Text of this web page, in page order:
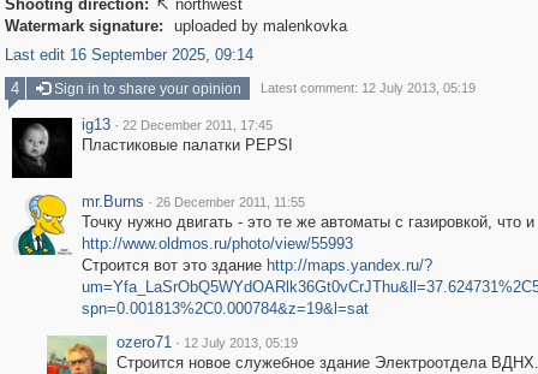
Shooting direction:  northwest
Watermark signature:
uploaded by malenkovka
Last edit 16 September 2025, 09:14
4
Sign in to share your opinion Latest comment: 12 July 2013, 05:19
ig13 · 22 December 2011, 17:45
Пластиковые палатки PEPSI
mr.Burns · 26 December 2011, 11:55
Точку нужно двигать - это те же автоматы с газировкой, что и
http://www.oldmos.ru/photo/view/55993
Строится вот это здание http://maps.yandex.ru/?
spn=0.001813%2C0.000784&z=19&l=sat
ozero71 · 12 July 2013, 05:19
Строится новое служебное здание Электроотдела